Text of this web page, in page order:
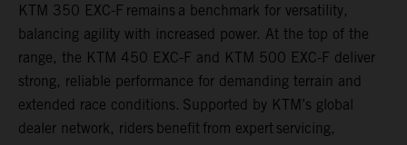
KTM 350 EXC-F remains a benchmark for versatility,
balancing agility with increased power. At the top of the
range, the KTM 450 EXC-F and KTM 500 EXC-F deliver
strong, reliable performance for demanding terrain and
extended race conditions. Supported by KTM’s global
dealer network, riders benefit from expert servicing,